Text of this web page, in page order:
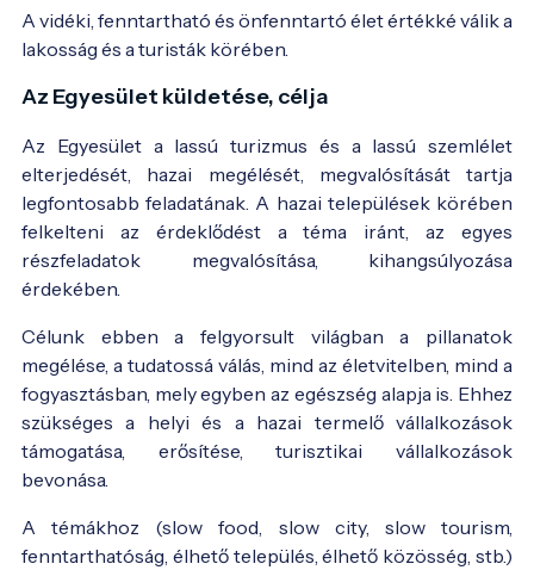
A vidéki, fenntartható és önfenntartó élet értékké válik a
lakosság és a turisták körében.
Az Egyesület küldetése, célja
Az Egyesület a lassú turizmus és a lassú szemlélet
elterjedését, hazai megélését, megvalósítását tartja
legfontosabb feladatának. A hazai települések körében
felkelteni az érdeklődést a téma iránt, az egyes
részfeladatok megvalósítása, kihangsúlyozása
érdekében.
Célunk ebben a felgyorsult világban a pillanatok
megélése, a tudatossá válás, mind az életvitelben, mind a
fogyasztásban, mely egyben az egészség alapja is. Ehhez
szükséges a helyi és a hazai termelő vállalkozások
támogatása, erősítése, turisztikai vállalkozások
bevonása.
A témákhoz (slow food, slow city, slow tourism,
fenntarthatóság, élhető település, élhető közösség, stb.)